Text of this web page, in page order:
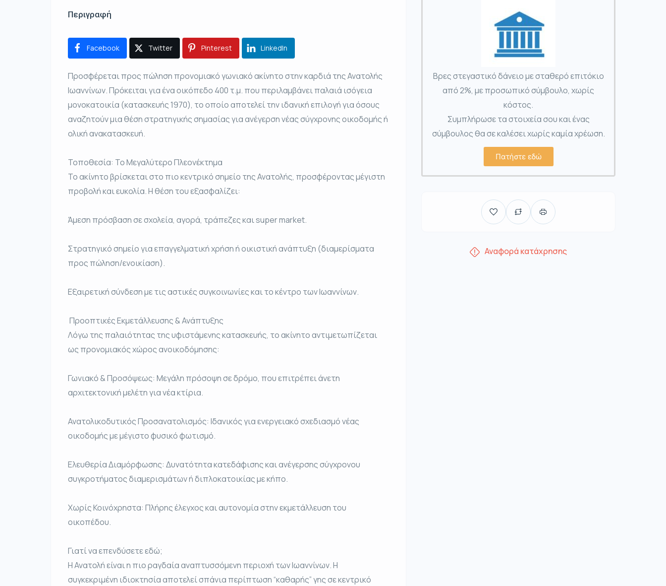
Περιγραφή
Facebook Twitter Pinterest LinkedIn
Προσφέρεται προς πώληση προνομιακό γωνιακό ακίνητο στην καρδιά της Ανατολής
Ιωαννίνων. Πρόκειται για ένα οικόπεδο 400 τ.μ. που περιλαμβάνει παλαιά ισόγεια
μονοκατοικία (κατασκευής 1970), το οποίο αποτελεί την ιδανική επιλογή για όσους
αναζητούν μια θέση στρατηγικής σημασίας για ανέγερση νέας σύγχρονης οικοδομής ή
ολική ανακατασκευή.
Τοποθεσία: Το Μεγαλύτερο Πλεονέκτημα
Το ακίνητο βρίσκεται στο πιο κεντρικό σημείο της Ανατολής, προσφέροντας μέγιστη
προβολή και ευκολία. Η θέση του εξασφαλίζει:
Άμεση πρόσβαση σε σχολεία, αγορά, τράπεζες και super market.
Στρατηγικό σημείο για επαγγελματική χρήση ή οικιστική ανάπτυξη (διαμερίσματα
προς πώληση/ενοικίαση).
Εξαιρετική σύνδεση με τις αστικές συγκοινωνίες και το κέντρο των Ιωαννίνων.
️ Προοπτικές Εκμετάλλευσης & Ανάπτυξης
Λόγω της παλαιότητας της υφιστάμενης κατασκευής, το ακίνητο αντιμετωπίζεται
ως προνομιακός χώρος ανοικοδόμησης:
Γωνιακό & Προσόψεως: Μεγάλη πρόσοψη σε δρόμο, που επιτρέπει άνετη
αρχιτεκτονική μελέτη για νέα κτίρια.
Ανατολικοδυτικός Προσανατολισμός: Ιδανικός για ενεργειακό σχεδιασμό νέας
οικοδομής με μέγιστο φυσικό φωτισμό.
Ελευθερία Διαμόρφωσης: Δυνατότητα κατεδάφισης και ανέγερσης σύγχρονου
συγκροτήματος διαμερισμάτων ή διπλοκατοικίας με κήπο.
Χωρίς Κοινόχρηστα: Πλήρης έλεγχος και αυτονομία στην εκμετάλλευση του
οικοπέδου.
Γιατί να επενδύσετε εδώ;
Η Ανατολή είναι η πιο ραγδαία αναπτυσσόμενη περιοχή των Ιωαννίνων. Η
συγκεκριμένη ιδιοκτησία αποτελεί σπάνια περίπτωση “καθαρής” γης σε κεντρικό
Βρες στεγαστικό δάνειο με σταθερό επιτόκιο
από 2%, με προσωπικό σύμβουλο, χωρίς
κόστος.
Συμπλήρωσε τα στοιχεία σου και ένας
σύμβουλος θα σε καλέσει χωρίς καμία χρέωση.
Πατήστε εδώ
Αναφορά κατάχρησης